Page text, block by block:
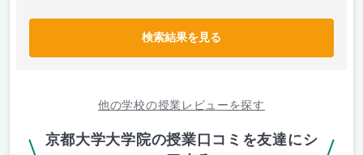
検索結果を見る
他の学校の授業レビューを探す
京都大学大学院の授業口コミを友達にシ